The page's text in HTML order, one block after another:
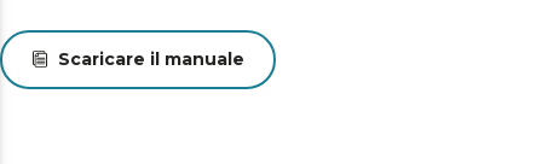
Scaricare il manuale